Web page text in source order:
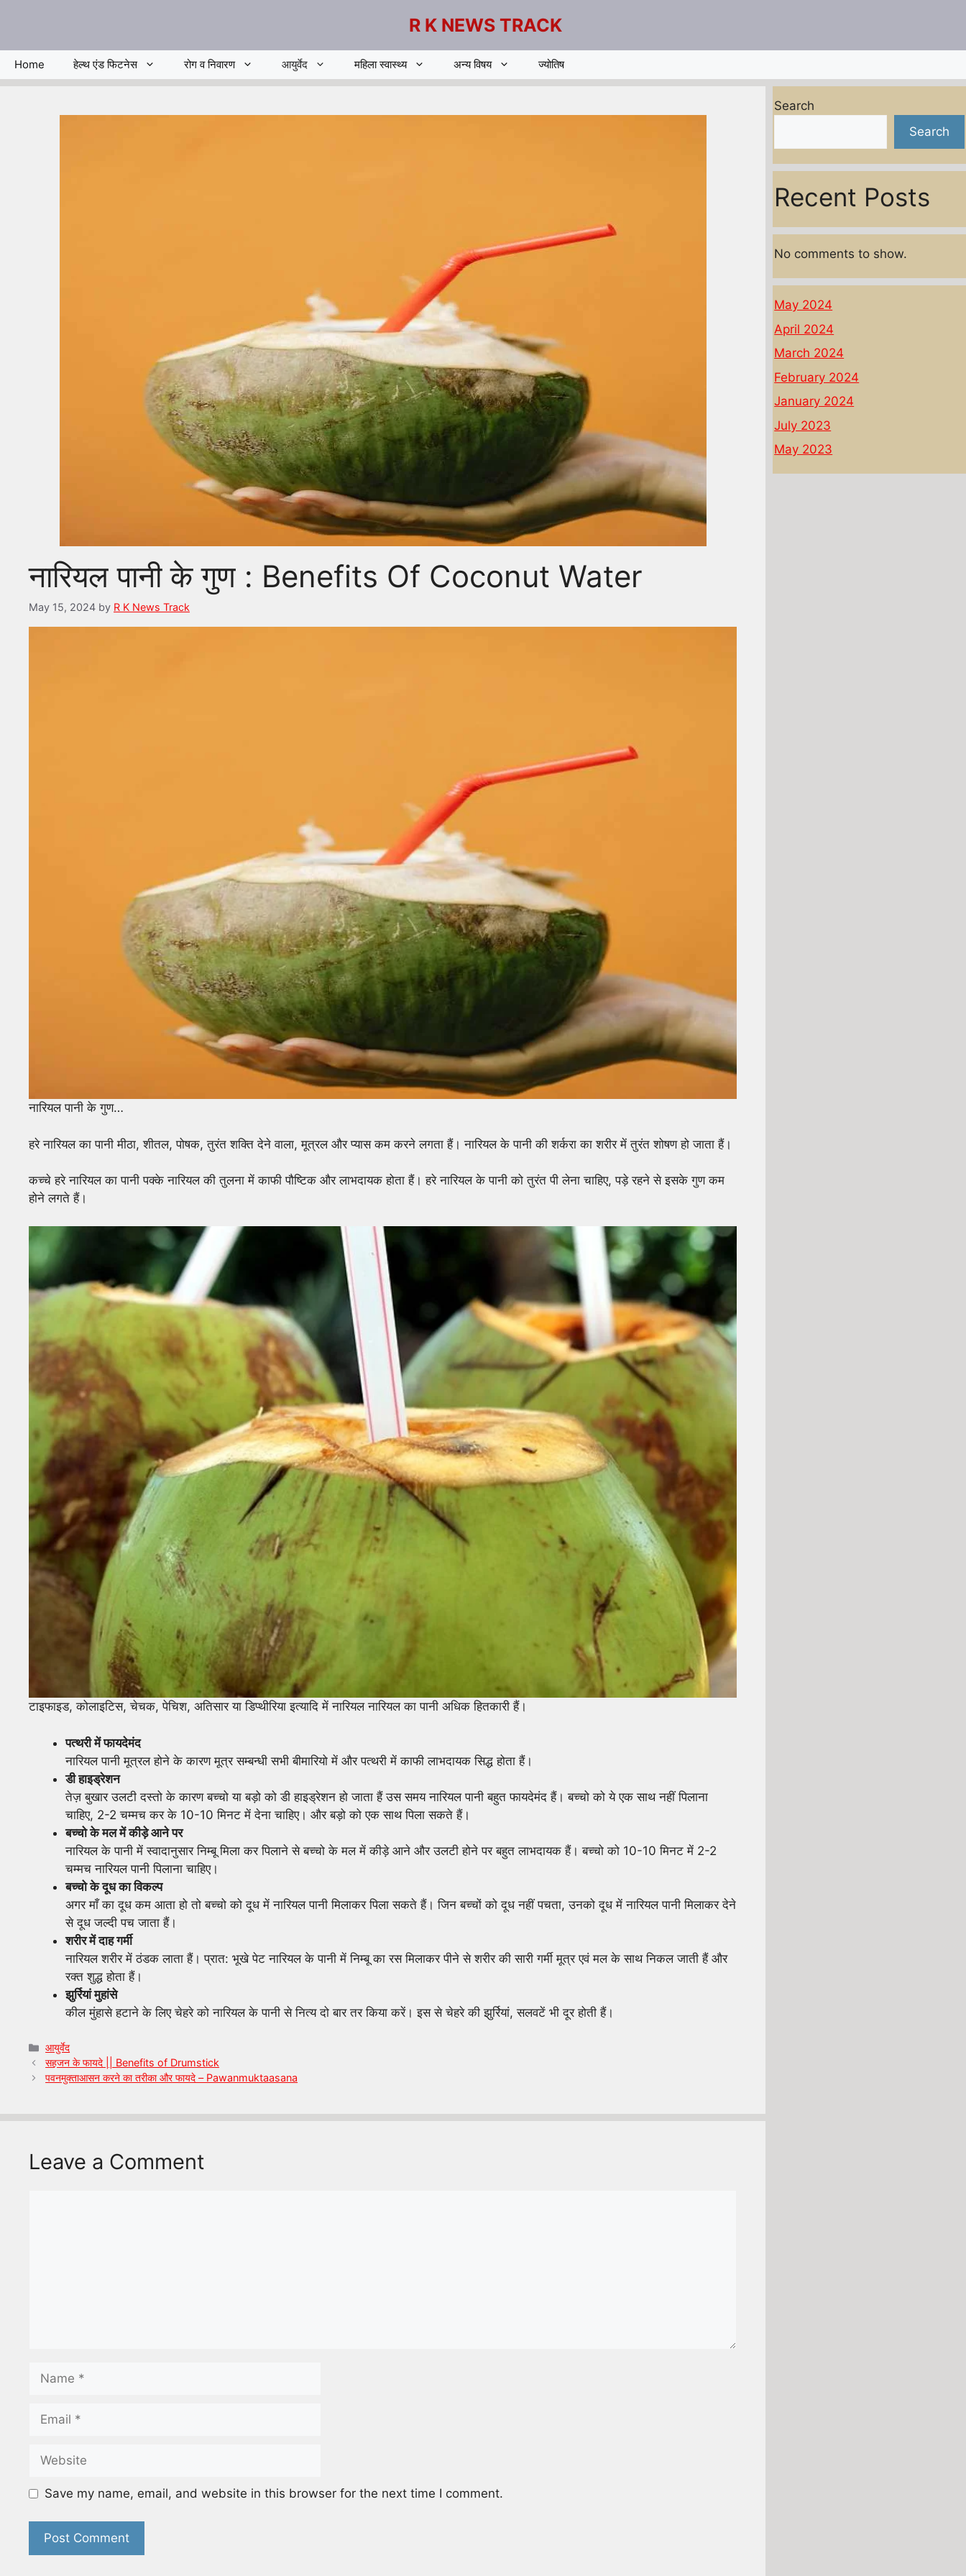
R K NEWS TRACK
Home हेल्थ एंड फिटनेस रोग व निवारण आयुर्वेद महिला स्वास्थ्य अन्य विषय ज्योतिष
नारियल पानी के गुण : Benefits Of Coconut Water
May 15, 2024 by R K News Track
नारियल पानी के गुण…
हरे नारियल का पानी मीठा, शीतल, पोषक, तुरंत शक्ति देने वाला, मूत्रल और प्यास कम करने लगता हैं। नारियल के पानी की शर्करा का शरीर में तुरंत शोषण हो जाता हैं।
कच्चे हरे नारियल का पानी पक्के नारियल की तुलना में काफी पौष्टिक और लाभदायक होता हैं। हरे नारियल के पानी को तुरंत पी लेना चाहिए, पड़े रहने से इसके गुण कम
होने लगते हैं।
टाइफाइड, कोलाइटिस, चेचक, पेचिश, अतिसार या डिप्थीरिया इत्यादि में नारियल नारियल का पानी अधिक हितकारी हैं।
पत्थरी में फायदेमंद
नारियल पानी मूत्रल होने के कारण मूत्र सम्बन्धी सभी बीमारियो में और पत्थरी में काफी लाभदायक सिद्ध होता हैं।
डी हाइड्रेशन
तेज़ बुखार उलटी दस्तो के कारण बच्चो या बड़ो को डी हाइड्रेशन हो जाता हैं उस समय नारियल पानी बहुत फायदेमंद हैं। बच्चो को ये एक साथ नहीं पिलाना
चाहिए, 2-2 चम्मच कर के 10-10 मिनट में देना चाहिए। और बड़ो को एक साथ पिला सकते हैं।
बच्चो के मल में कीड़े आने पर
नारियल के पानी में स्वादानुसार निम्बू मिला कर पिलाने से बच्चो के मल में कीड़े आने और उलटी होने पर बहुत लाभदायक हैं। बच्चो को 10-10 मिनट में 2-2
चम्मच नारियल पानी पिलाना चाहिए।
बच्चो के दूध का विकल्प
अगर माँ का दूध कम आता हो तो बच्चो को दूध में नारियल पानी मिलाकर पिला सकते हैं। जिन बच्चों को दूध नहीं पचता, उनको दूध में नारियल पानी मिलाकर देने
से दूध जल्दी पच जाता हैं।
शरीर में दाह गर्मी
नारियल शरीर में ठंडक लाता हैं। प्रात: भूखे पेट नारियल के पानी में निम्बू का रस मिलाकर पीने से शरीर की सारी गर्मी मूत्र एवं मल के साथ निकल जाती हैं और
रक्त शुद्ध होता हैं।
झुर्रियां मुहांसे
कील मुंहासे हटाने के लिए चेहरे को नारियल के पानी से नित्य दो बार तर किया करें। इस से चेहरे की झुर्रियां, सलवटें भी दूर होती हैं।
Categories
आयुर्वेद
सहजन के फायदे || Benefits of Drumstick
पवनमुक्ताआसन करने का तरीका और फायदे – Pawanmuktaasana
Leave a Comment
Name
Email
Website
Save my name, email, and website in this browser for the next time I comment.
Search
Search
Recent Posts
No comments to show.
May 2024
April 2024
March 2024
February 2024
January 2024
July 2023
May 2023